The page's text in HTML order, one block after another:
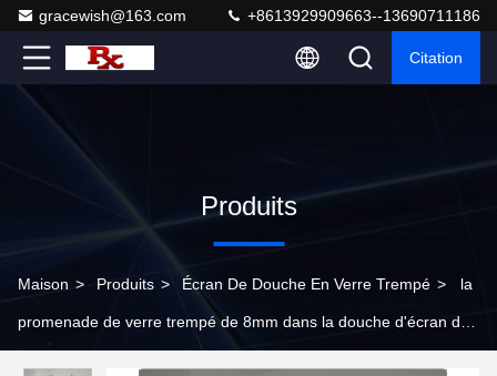
gracewish@163.com +8613929909663--13690711186
Citation
Produits
Maison > Produits > Écran De Douche En Verre Trempé > la
promenade de verre trempé de 8mm dans la douche d'écran de